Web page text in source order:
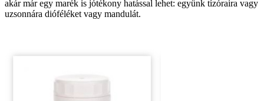
akár már egy marék is jótékony hatással lehet: együnk tízóraira vagy
uzsonnára dióféléket vagy mandulát.